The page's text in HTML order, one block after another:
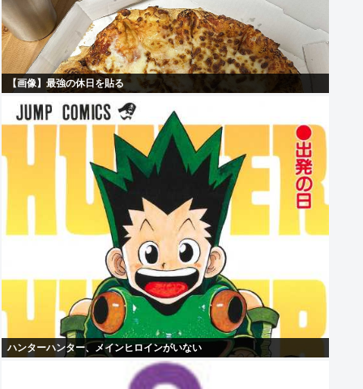
【画像】最強の休日を貼る
ハンターハンター、メインヒロインがいない